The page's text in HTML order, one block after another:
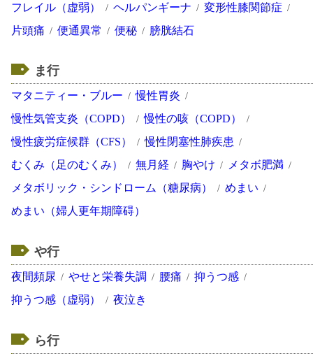
フレイル（虚弱）
ヘルパンギーナ
変形性膝関節症
片頭痛
便通異常 便秘 膀胱結石
ま行
マタニティー・ブルー
慢性胃炎
慢性気管支炎（COPD）
慢性の咳（COPD）
慢性疲労症候群（CFS）
慢性閉塞性肺疾患
むくみ（足のむくみ）
無月経 胸やけ
メタボ肥満
メタボリック・シンドローム（糖尿病）
めまい
めまい（婦人更年期障碍）
や行
夜間頻尿 やせと栄養失調 腰痛
抑うつ感
抑うつ感（虚弱）
夜泣き
ら行